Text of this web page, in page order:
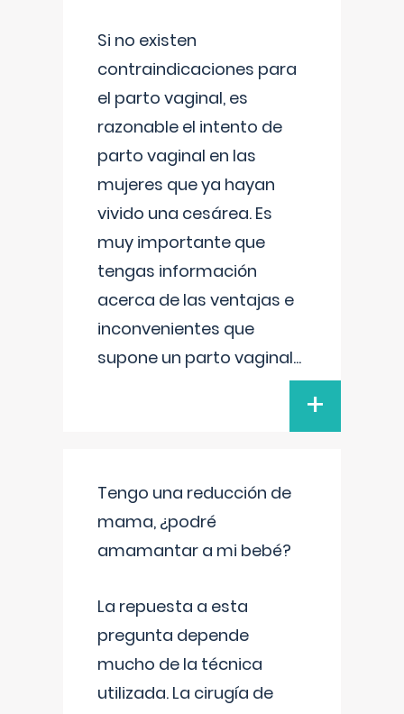
Si no existen
contraindicaciones para
el parto vaginal, es
razonable el intento de
parto vaginal en las
mujeres que ya hayan
vivido una cesárea. Es
muy importante que
tengas información
acerca de las ventajas e
inconvenientes que
supone un parto vaginal...
+
Tengo una reducción de
mama, ¿podré
amamantar a mi bebé?
La repuesta a esta
pregunta depende
mucho de la técnica
utilizada. La cirugía de